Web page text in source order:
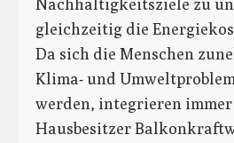
Nachhaltigkeitsziele zu
gleichzeitig die
Da sich die Menschen
Klima- und
werden, integrieren
Hausbesitzer